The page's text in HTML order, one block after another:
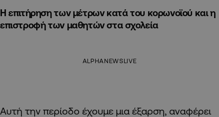
Η επιτήρηση των μέτρων κατά του κορωνοϊού και η
επιστροφή των μαθητών στα σχολεία
ALPHANEWSLIVE
Αυτή την περίοδο έχουμε μια έξαρση, αναφέρει